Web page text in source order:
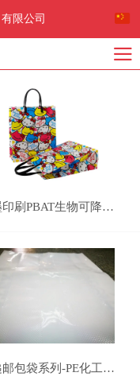
限公司
水墨印刷PBAT生物可降解快递袋PLA100% compostable bag,PBAT cornstarched bag
快递邮包袋系列-PE化工原料工程塑料袋-25kg-LDPE化肥有机肥料颗粒复合原料袋订制